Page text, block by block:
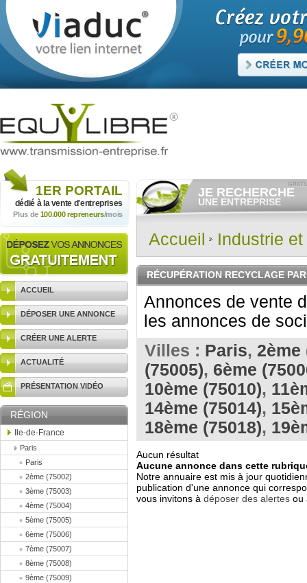
1ER PORTAIL
dédié à la vente d'entreprises
Plus de 100.000 repreneurs/mois
ACCUEIL
DÉPOSER UNE ANNONCE
CRÉER UNE ALERTE
ACTUALITÉ
PRÉSENTATION VIDÉO
RÉGION
Ile-de-France
Paris
Paris
2ème (75002)
3ème (75003)
4ème (75004)
5ème (75005)
6ème (75006)
7ème (75007)
8ème (75008)
9ème (75009)
JE RECHERCHE
UNE ENTREPRISE
Consulter gratuitementles
vendre.
Et/ou déposergratuitement
RECHERCHER UNE
ANNONCE
Accueil Industrie
RÉCUPÉRATION RECYCLAGE
Annonces de vente
les annonces de
Villes : Paris, 2ème
(75005), 6ème
10ème (75010),
14ème (75014),
18ème (75018),
Aucun résultat
Aucune annonce dans cette
Notre annuaire est mis à jour
publication d'une annonce qui
vous invitons à déposer des alertes ou